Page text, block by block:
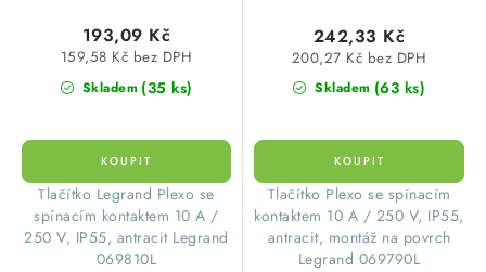
Skladem (35 ks)
159,58 Kč bez DPH
193,09 Kč
​Tlačítko Legrand Plexo se
spínacím kontaktem 10 A /
250 V, IP55, antracit Legrand
069810L
Skladem (63 ks)
200,27 Kč bez DPH
242,33 Kč
​Tlačítko Plexo se spínacím
kontaktem 10 A / 250 V, IP55,
antracit, montáž na povrch
Legrand 069790L